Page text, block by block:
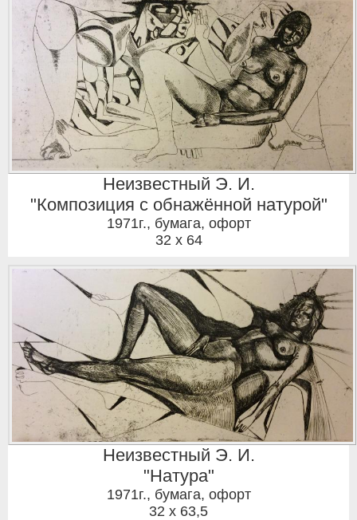
Неизвестный Э. И.
"Композиция с обнажённой натурой"
1971г., бумага, офорт
32 x 64
Неизвестный Э. И.
"Натура"
1971г., бумага, офорт
32 x 63,5